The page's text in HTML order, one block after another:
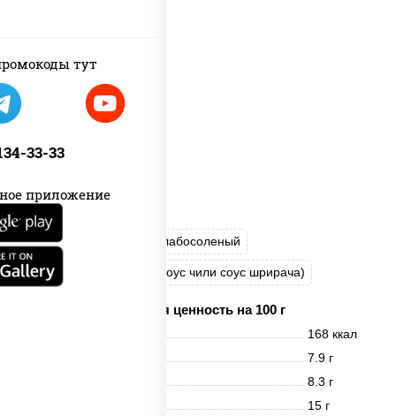
тут
33-33
приложение
рис лосось слабосоленый
соус "Спайс" (майонез соус чили соус шрирача)
Пищевая ценность на 100 г
168 ккал
7.9 г
8.3 г
15 г